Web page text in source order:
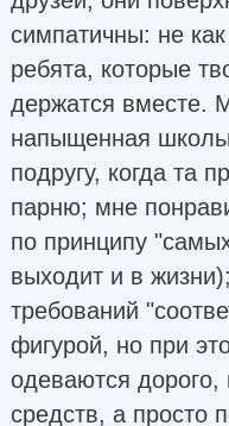
симпатичны: не
ребята, которые
держатся вместе.
напыщенная
подругу, когда та
парню; мне
по принципу
выходит и в
требований
фигурой, но при
одеваются дорого,
средств, а просто